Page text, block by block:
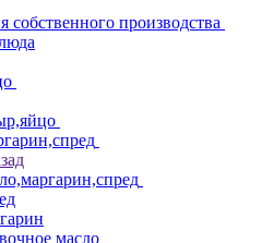
собственного производства
масло